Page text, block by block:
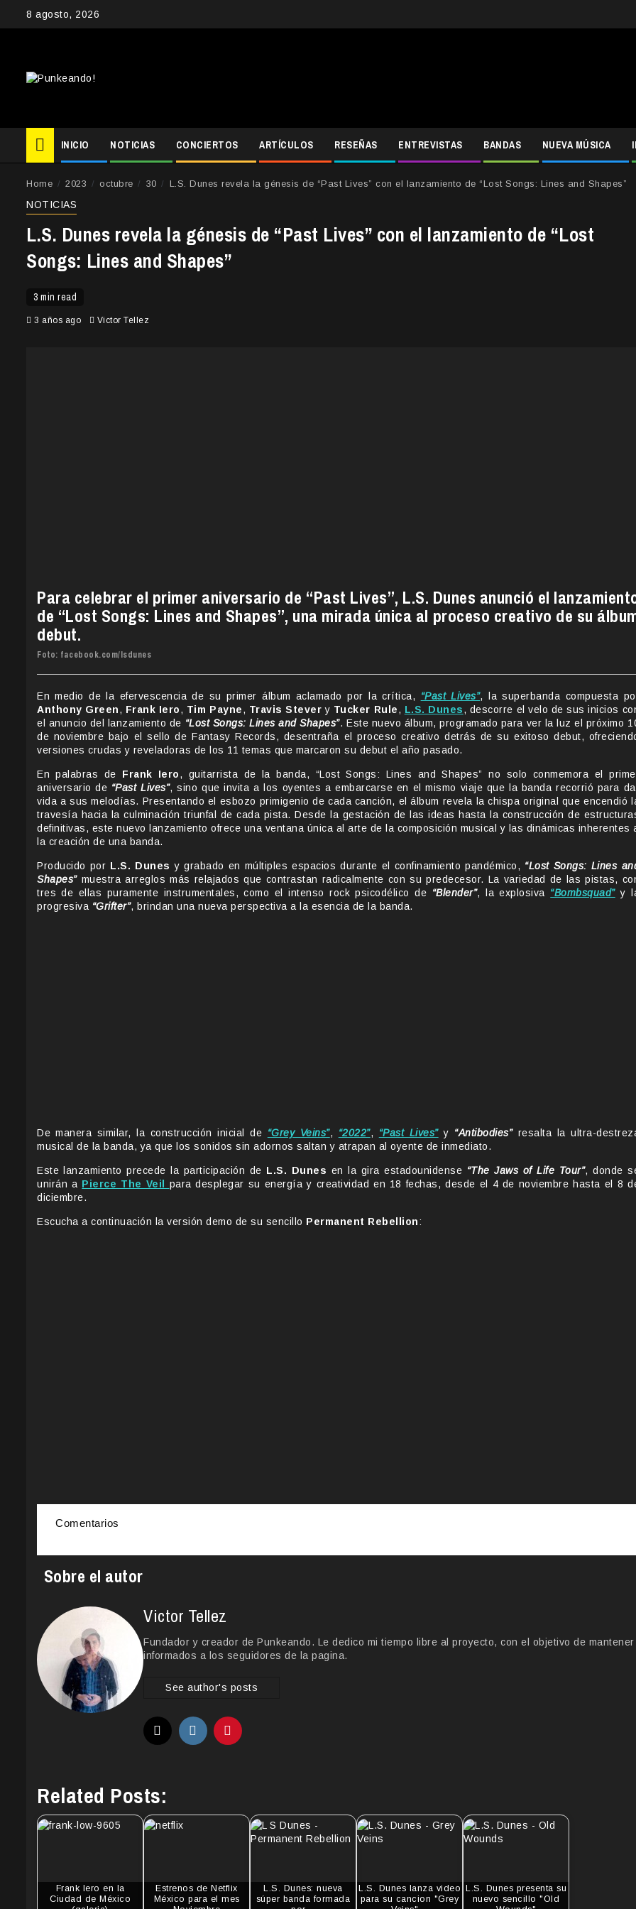
8 agosto, 2026
INICIO NOTICIAS CONCIERTOS ARTÍCULOS RESEÑAS ENTREVISTAS BANDAS NUEVA MÚSICA
Home 2023 octubre 30 L.S. Dunes revela la génesis de “Past Lives” con el lanzamiento de “Lost Songs: Lines and Shapes”
NOTICIAS
L.S. Dunes revela la génesis de “Past Lives” con el lanzamiento de “Lost
Songs: Lines and Shapes”
3 min read
3 años ago Victor Tellez
Para celebrar el primer aniversario de “Past Lives”, L.S. Dunes anunció el
de “Lost Songs: Lines and Shapes”, una mirada única al proceso creativo de su
debut.
Foto: facebook.com/lsdunes
En medio de la efervescencia de su primer álbum aclamado por la crítica, “Past Lives”, la superbanda compuesta
Anthony Green, Frank Iero, Tim Payne, Travis Stever y Tucker Rule, L.S. Dunes, descorre el velo de sus inicios
el anuncio del lanzamiento de “Lost Songs: Lines and Shapes”. Este nuevo álbum, programado para ver la luz el próximo
de noviembre bajo el sello de Fantasy Records, desentraña el proceso creativo detrás de su exitoso debut,
versiones crudas y reveladoras de los 11 temas que marcaron su debut el año pasado.
En palabras de Frank Iero, guitarrista de la banda, “Lost Songs: Lines and Shapes” no solo conmemora el
aniversario de “Past Lives”, sino que invita a los oyentes a embarcarse en el mismo viaje que la banda recorrió para
vida a sus melodías. Presentando el esbozo primigenio de cada canción, el álbum revela la chispa original que encendió
travesía hacia la culminación triunfal de cada pista. Desde la gestación de las ideas hasta la construcción de
definitivas, este nuevo lanzamiento ofrece una ventana única al arte de la composición musical y las dinámicas inherentes
la creación de una banda.
Producido por L.S. Dunes y grabado en múltiples espacios durante el confinamiento pandémico, “Lost Songs: Lines
Shapes”muestra arreglos más relajados que contrastan radicalmente con su predecesor. La variedad de las pistas,
tres de ellas puramente instrumentales, como el intenso rock psicodélico de “Blender”, la explosiva “Bombsquad”y
progresiva “Grifter”, brindan una nueva perspectiva a la esencia de la banda.
De manera similar, la construcción inicial de “Grey Veins”, “2022”, “Past Lives”y “Antibodies”resalta la ultra-
musical de la banda, ya que los sonidos sin adornos saltan y atrapan al oyente de inmediato.
Este lanzamiento precede la participación de L.S. Dunes en la gira estadounidense “The Jaws of Life Tour”, donde
unirán a Pierce The Veil para desplegar su energía y creatividad en 18 fechas, desde el 4 de noviembre hasta el 8
diciembre.
Escucha a continuación la versión demo de su sencillo Permanent Rebellion:
Comentarios
Sobre el autor
Victor Tellez
Fundador y creador de Punkeando. Le dedico mi tiempo libre al proyecto, con el objetivo de mantener
informados a los seguidores de la pagina.
See author's posts
Related Posts:
Frank Iero en la
Ciudad de México
Estrenos de Netflix
México para el mes
L.S. Dunes: nueva
súper banda formada
L.S. Dunes lanza video
para su cancion "Grey
L.S. Dunes presenta su
nuevo sencillo "Old